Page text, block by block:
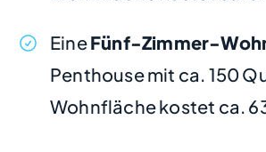
EineFünf-Zimmer-
Penthouse mit ca. 150
Wohnfläche kostet ca.